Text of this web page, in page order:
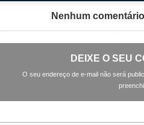
Nenhum
DEIXE O SEU
O seu endereço de e-mail não será